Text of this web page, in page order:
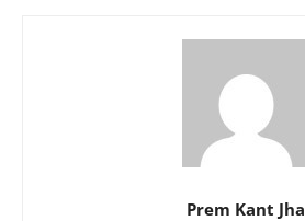
Prem Kant Jha